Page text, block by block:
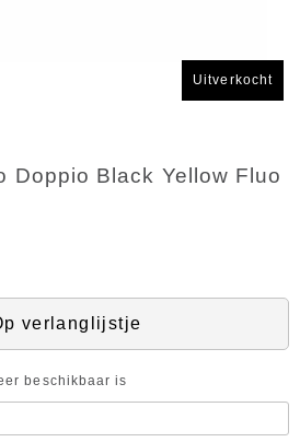
Uitverkocht
Doppio Black Yellow Fluo
verlanglijstje
beschikbaar is